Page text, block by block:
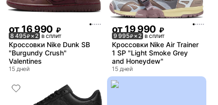
от 16 990 ₽
8 495₽× 2 в сплит
Кроссовки Nike Dunk SB
"Burgundy Crush"
Valentines
15 дней
от 19 990 ₽
9 995₽× 2 в сплит
Кроссовки Nike Air Trainer
1 SP "Light Smoke Grey
and Honeydew"
15 дней